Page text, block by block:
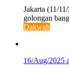
Jakarta (11/
golongan
Dakwah
16/Aug/2025